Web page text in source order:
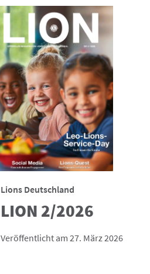
Lions Deutschland
LION 2/2026
Veröffentlicht am 27. März 2026